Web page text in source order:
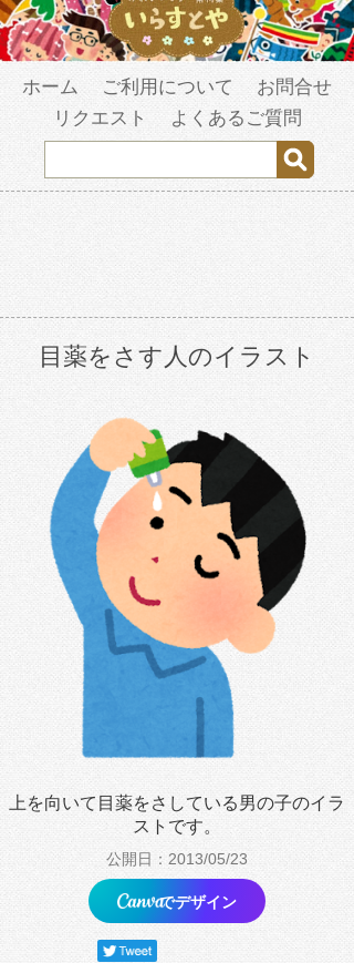
ホーム ご利用について
お問合せ
リクエスト
よくあるご質問
目薬をさす人のイラスト
上を向いて目薬をさしている男の子のイラ
ストです。
公開日：2013/05/23
でデザイン